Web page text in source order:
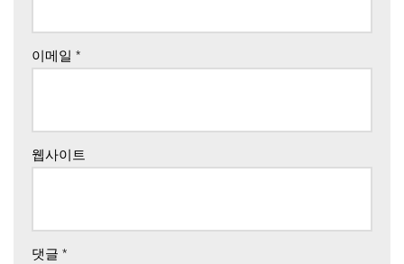
이메일 *
웹사이트
댓글 *